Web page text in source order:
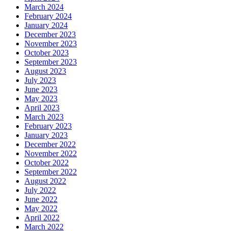
March 2024
February 2024
January 2024
December 2023
November 2023
October 2023
September 2023
August 2023
July 2023
June 2023
May 2023
April 2023
March 2023
February 2023
January 2023
December 2022
November 2022
October 2022
September 2022
August 2022
July 2022
June 2022
May 2022
April 2022
March 2022